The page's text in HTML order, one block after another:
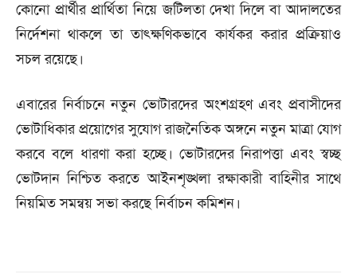
কোনো প্রার্থীর প্রার্থিতা নিয়ে জটিলতা দেখা দিলে বা আদালতের
নির্দেশনা থাকলে তা তাৎক্ষণিকভাবে কার্যকর করার প্রক্রিয়াও
সচল রয়েছে।
এবারের নির্বাচনে নতুন ভোটারদের অংশগ্রহণ এবং প্রবাসীদের
ভোটাধিকার প্রয়োগের সুযোগ রাজনৈতিক অঙ্গনে নতুন মাত্রা যোগ
করবে বলে ধারণা করা হচ্ছে। ভোটারদের নিরাপত্তা এবং স্বচ্ছ
ভোটদান নিশ্চিত করতে আইনশৃঙ্খলা রক্ষাকারী বাহিনীর সাথে
নিয়মিত সমন্বয় সভা করছে নির্বাচন কমিশন।